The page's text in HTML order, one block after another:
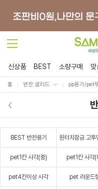
신상품 BEST 소량구매
홈 반찬.샐러드 pp용기/pet
BEST 반찬용기 원터치잠금 고
pet1칸 사각(중) pet1칸 사각(
pet4칸이상 사각 pet 라운드